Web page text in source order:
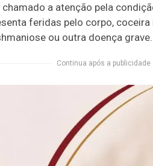
a atenção pela
feridas pelo corpo,
ou outra doença grave.
Continua após a publicidade